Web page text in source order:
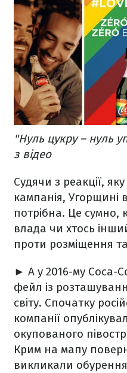
"Нуль цукру – нуль
з відео
Судячи з реакції,
кампанія, Угорщині
потрібна. Це сумно,
влада чи хтось
проти розміщення
► А у 2016-му Coca-
фейл із
світу. Спочатку
компанії
окупованого
Крим на мапу
викликали